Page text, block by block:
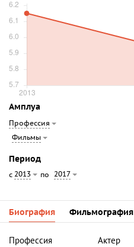
Амплуа
Профессия
Фильмы
Период
с 2013 по 2017
Биография Фильмография
Профессия
Актер